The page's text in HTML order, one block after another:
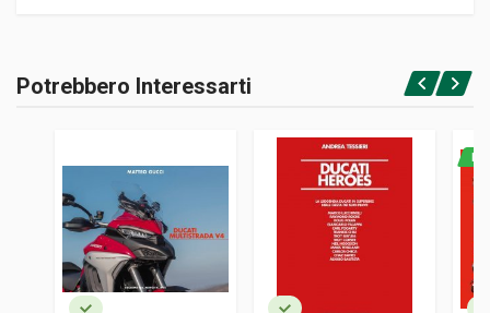
Rilegato
1852605359
Patrick Stephens Limited Ps
LINGUA DEL TESTO
Accedi o registrati
Potrebbero Interessarti